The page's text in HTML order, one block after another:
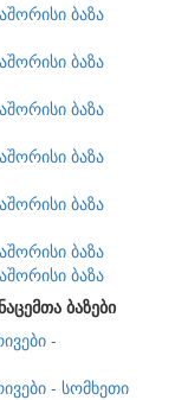
ბაზა
ბაზა
ბაზა
ბაზა
ბაზა
ბაზა
ბაზა
ბაზები
-
- სომხეთი